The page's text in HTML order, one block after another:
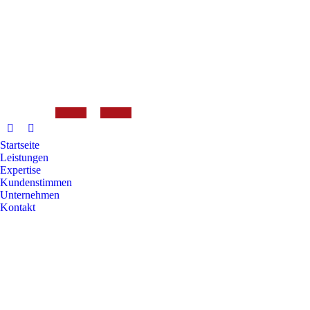
Startseite
Leistungen
Expertise
Kundenstimmen
Unternehmen
Kontakt